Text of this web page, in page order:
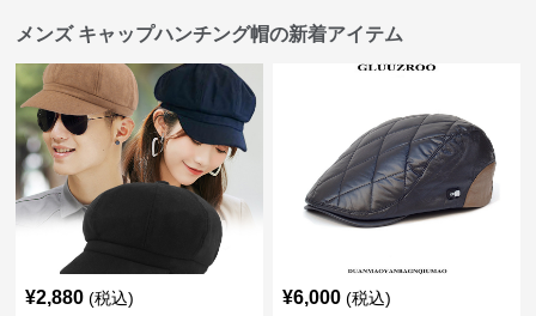
メンズ キャップハンチング帽の新着アイテム
¥2,880 (税込) ¥6,000 (税込)